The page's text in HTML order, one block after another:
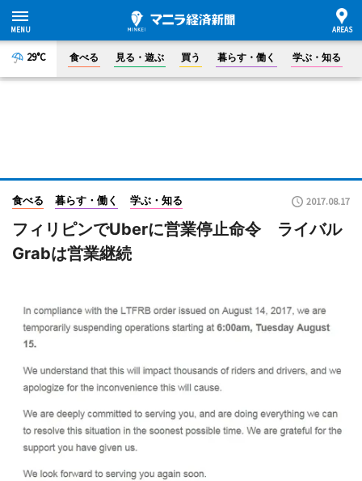
29°C 食べる 見る・遊ぶ 買う 暮らす・働く 学ぶ・知る
食べる 暮らす・働く 学ぶ・知る 2017.08.17
フィリピンでUberに営業停止命令 ライバル
Grabは営業継続